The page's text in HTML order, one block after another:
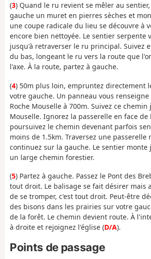
(3) Quand le ru revient se mêler au
gauche un muret en pierres sèches et
une coupe radicale du lieu se découvre à
encore bien nettoyée. Le sentier serpente
jusqu'à retraverser le ru principal. Suivez
du bas, longeant le ru vers la route que
l'axe. À la route, partez à gauche.
(4) 50m plus loin, empruntez directement
votre gauche. Un panneau vous
Roche Mouselle à 700m. Suivez ce chemin
Mouselle. Ignorez la passerelle en face
poursuivez le chemin devenant parfois
moins de 1.5km. Traversez une passerelle
continuez sur la gauche. Le sentier monte
un large chemin forestier.
(5) Partez à gauche. Passez le Pont des
tout droit. Le balisage se fait désirer mais
de se tromper, c'est tout droit. Peut-être
des bisons dans les prairies sur votre
de la forêt. Le chemin devient route. À
à droite et rejoignez l'église (D/A).
Points de passage